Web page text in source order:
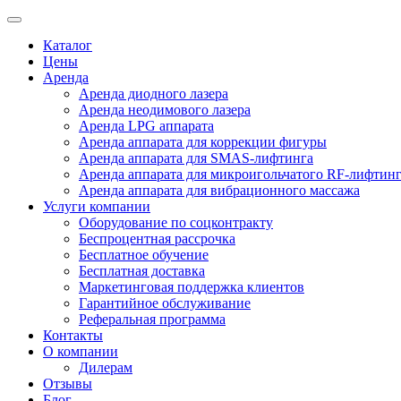
Каталог
Цены
Аренда
Аренда диодного лазера
Аренда неодимового лазера
Аренда LPG аппарата
Аренда аппарата для коррекции фигуры
Аренда аппарата для SMAS-лифтинга
Аренда аппарата для микроигольчатого RF-
Аренда аппарата для вибрационного массажа
Услуги компании
Оборудование по соцконтракту
Беспроцентная рассрочка
Бесплатное обучение
Бесплатная доставка
Маркетинговая поддержка клиентов
Гарантийное обслуживание
Реферальная программа
Контакты
О компании
Дилерам
Отзывы